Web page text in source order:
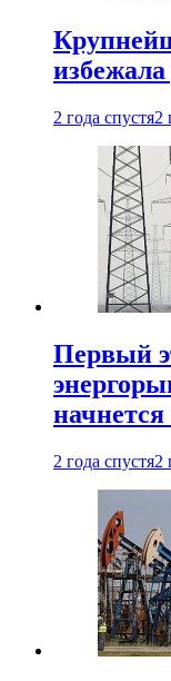
2 года спустя2
Первый
начнется
2 года спустя2